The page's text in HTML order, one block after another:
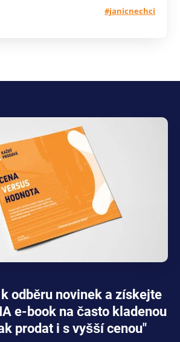
#janicnechci
odběru novinek a získejte
e-book na často kladenou
prodat i s vyšší cenou"